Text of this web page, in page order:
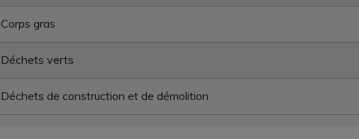
Corps gras
Déchets verts
Déchets de construction et de démolition